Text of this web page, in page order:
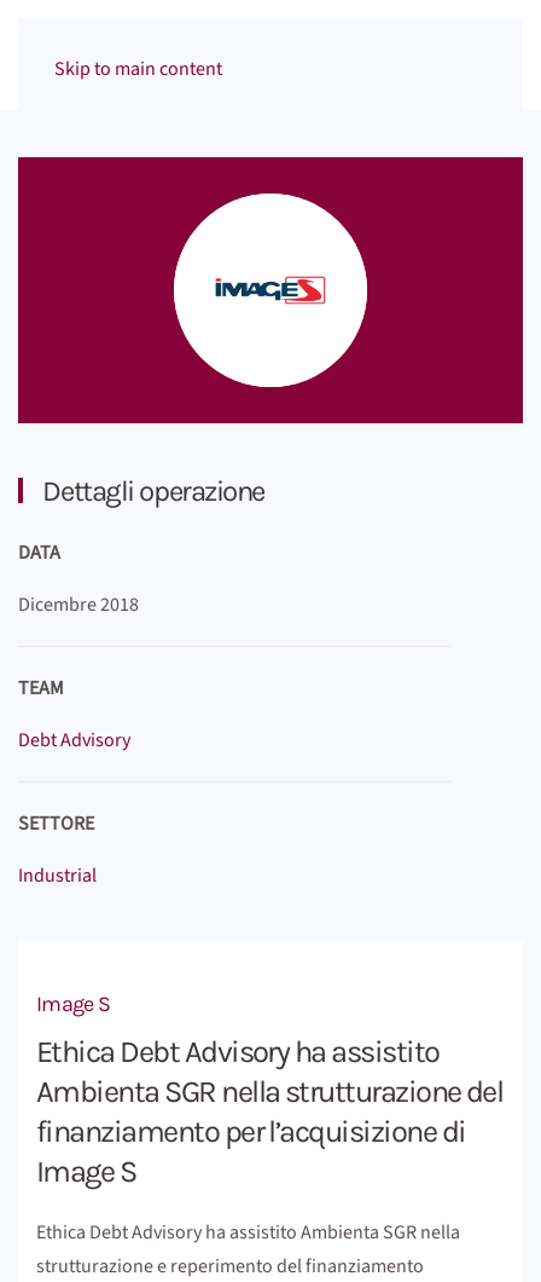
Skip to main content
Dettagli operazione
DATA
Dicembre 2018
TEAM
Debt Advisory
SETTORE
Industrial
Image S
Ethica Debt Advisory ha assistito
Ambienta SGR nella strutturazione del
finanziamento per l’acquisizione di
Image S
Ethica Debt Advisory ha assistito Ambienta SGR nella
strutturazione e reperimento del finanziamento